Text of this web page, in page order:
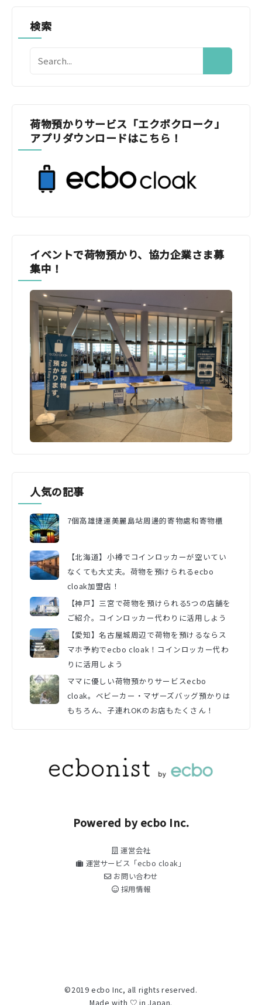
検索
荷物預かりサービス「エクボクローク」
アプリダウンロードはこちら！
イベントで荷物預かり、協力企業さま募
集中！
人気の記事
7個高雄捷運美麗島站周邊的寄物處和寄物櫃
【北海道】小樽でコインロッカーが空いてい
なくても大丈夫。荷物を預けられるecbo
cloak加盟店！
【神戸】三宮で荷物を預けられる5つの店舗を
ご紹介。コインロッカー代わりに活用しよう
【愛知】名古屋城周辺で荷物を預けるならス
マホ予約でecbo cloak！コインロッカー代わ
りに活用しよう
ママに優しい荷物預かりサービスecbo
cloak。ベビーカー・マザーズバッグ預かりは
もちろん、子連れOKのお店もたくさん！
Powered by ecbo Inc.
運営会社
運営サービス「ecbo cloak」
お問い合わせ
採用情報
©2019 ecbo Inc, all rights reserved.